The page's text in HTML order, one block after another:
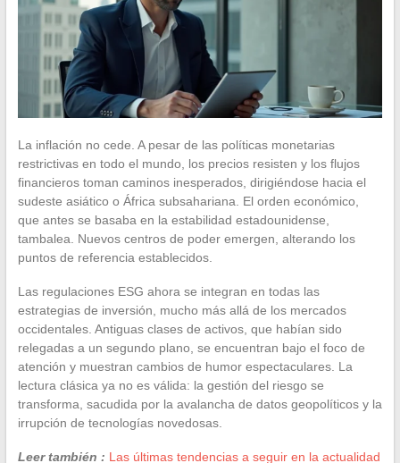
La inflación no cede. A pesar de las políticas monetarias
restrictivas en todo el mundo, los precios resisten y los flujos
financieros toman caminos inesperados, dirigiéndose hacia el
sudeste asiático o África subsahariana. El orden económico,
que antes se basaba en la estabilidad estadounidense,
tambalea. Nuevos centros de poder emergen, alterando los
puntos de referencia establecidos.
Las regulaciones ESG ahora se integran en todas las
estrategias de inversión, mucho más allá de los mercados
occidentales. Antiguas clases de activos, que habían sido
relegadas a un segundo plano, se encuentran bajo el foco de
atención y muestran cambios de humor espectaculares. La
lectura clásica ya no es válida: la gestión del riesgo se
transforma, sacudida por la avalancha de datos geopolíticos y la
irrupción de tecnologías novedosas.
Leer también : Las últimas tendencias a seguir en la actualidad